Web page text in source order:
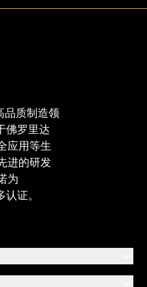
品质制造领
佛罗里达
应用等生
进的研发
为
证。